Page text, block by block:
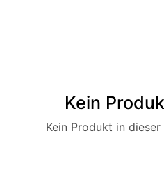
Kein
Kein Produkt in